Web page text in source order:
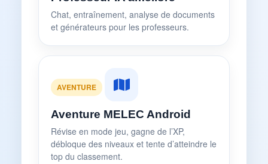
Chat, entraînement, analyse de documents
et générateurs pour les professeurs.
AVENTURE
Aventure MELEC Android
Révise en mode jeu, gagne de l’XP,
débloque des niveaux et tente d’atteindre le
top du classement.